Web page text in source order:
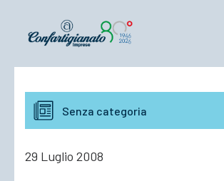
Notizie e Documenti
Confartigianato
Senza categoria
29 Luglio 2008